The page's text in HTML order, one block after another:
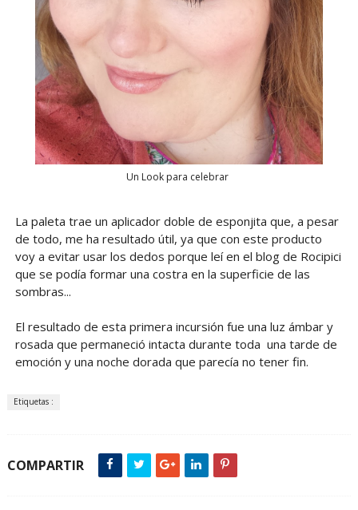
Un Look para celebrar
La paleta trae un aplicador doble de esponjita que, a pesar
de todo, me ha resultado útil, ya que con este producto
voy a evitar usar los dedos porque leí en el blog de Rocipici
que se podía formar una costra en la superficie de las
sombras...
El resultado de esta primera incursión fue una luz ámbar y
rosada que permaneció intacta durante toda una tarde de
emoción y una noche dorada que parecía no tener fin.
Etiquetas :
COMPARTIR